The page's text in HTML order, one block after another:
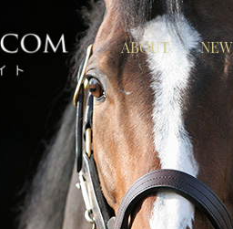
ABOUT